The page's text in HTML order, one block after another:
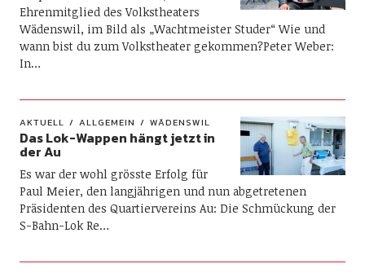
Ehrenmitglied des Volkstheaters
Wädenswil, im Bild als „Wachtmeister Studer“ Wie und
wann bist du zum Volks­theater gekommen?Peter Weber:
In…
AKTUELL ALLGEMEIN WÄDENSWIL
Das Lok-Wappen hängt jetzt in
der Au
Es war der wohl grösste Erfolg für
Paul Meier, den langjährigen und nun abgetretenen
Präsidenten des Quartiervereins Au: Die Schmückung der
S-Bahn-Lok Re…